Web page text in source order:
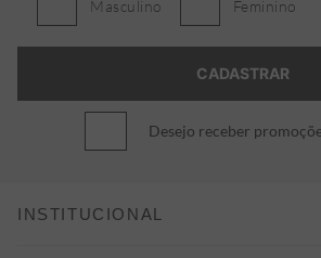
Masculino Feminino
Desejo receber
INSTITUCIONAL